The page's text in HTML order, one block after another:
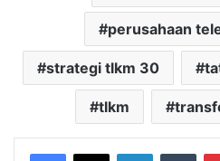
perusahaan
strategi tlkm 30
tlkm
LinkedIn